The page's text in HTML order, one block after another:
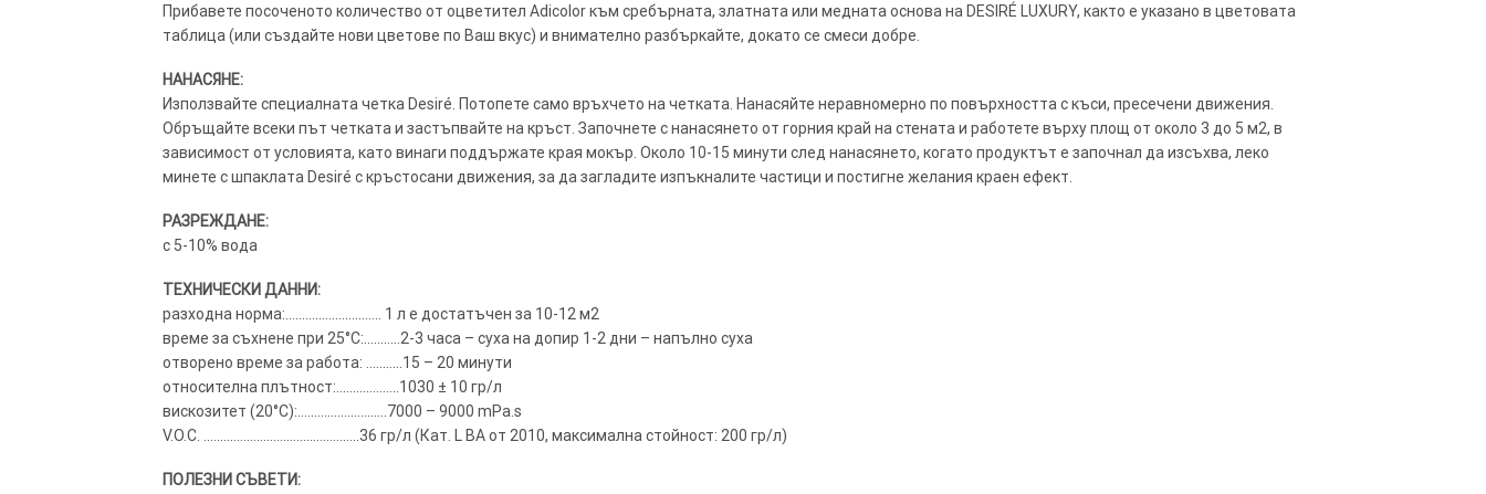
Прибавете посоченото количество от оцветител Adicolor към сребърната, златната или медната основа на DESIRÉ LUXURY, както е указано в цветовата
таблица (или създайте нови цветове по Ваш вкус) и внимателно разбъркайте, докато се смеси добре.
НАНАСЯНЕ:
Използвайте специалната четка Desiré. Потопете само връхчето на четката. Нанасяйте неравномерно по повърхността с къси, пресечени движения.
Обръщайте всеки път четката и застъпвайте на кръст. Започнете с нанасянето от горния край на стената и работете върху площ от около 3 до 5 м2, в
зависимост от условията, като винаги поддържате края мокър. Около 10-15 минути след нанасянето, когато продуктът е започнал да изсъхва, леко
минете с шпаклата Desiré с кръстосани движения, за да загладите изпъкналите частици и постигне желания краен ефект.
РАЗРЕЖДАНЕ:
с 5-10% вода
ТЕХНИЧЕСКИ ДАННИ:
разходна норма:……………………….. 1 л е достатъчен за 10-12 м2
време за съхнене при 25°C:………..2-3 часа – суха на допир 1-2 дни – напълно суха
отворено време за работа: ………..15 – 20 минути
относителна плътност:……………….1030 ± 10 гр/л
вискозитет (20°C):………………………7000 – 9000 mPa.s
V.O.C. ………………………………………..36 гр/л (Кат. L BA от 2010, максимална стойност: 200 гр/л)
ПОЛЕЗНИ СЪВЕТИ: